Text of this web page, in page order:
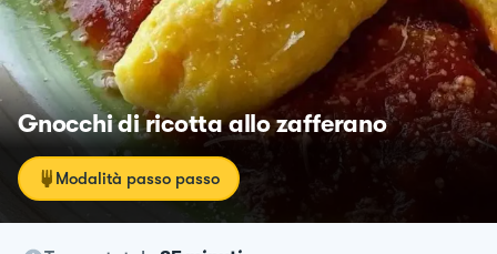
Gnocchi di ricotta allo zafferano
Modalità passo passo